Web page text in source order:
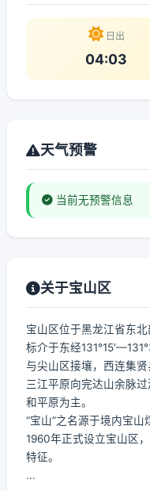
日出
04:03
天气预警
当前无预警信息
关于宝山区
宝山区位于黑龙江省东
标介于东经
与尖山区接壤，西连集
三江平原向完达山余脉
和平原为主。
“宝山”之名源于境内宝山
1960年正式设立宝山区
特征。
...